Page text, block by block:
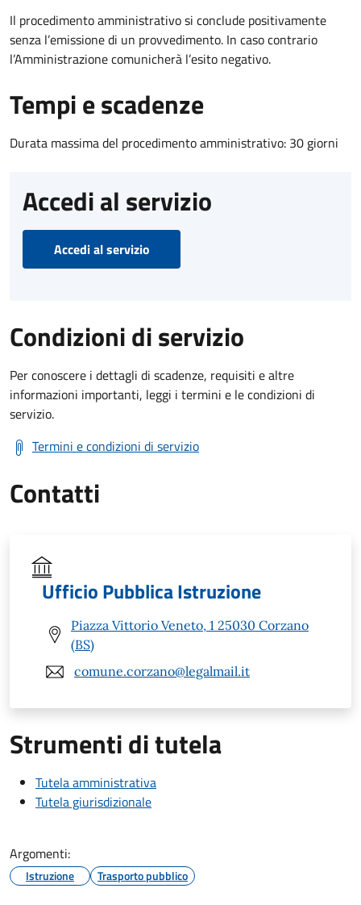
Il procedimento amministrativo si conclude positivamente
senza l’emissione di un provvedimento. In caso contrario
l’Amministrazione comunicherà l’esito negativo.
Tempi e scadenze
Durata massima del procedimento amministrativo: 30 giorni
Accedi al servizio
Accedi al servizio
Condizioni di servizio
Per conoscere i dettagli di scadenze, requisiti e altre
informazioni importanti, leggi i termini e le condizioni di
servizio.
Termini e condizioni di servizio
Contatti
Ufficio Pubblica Istruzione
Piazza Vittorio Veneto, 1 25030 Corzano
(BS)
comune.corzano@legalmail.it
Strumenti di tutela
Tutela amministrativa
Tutela giurisdizionale
Argomenti:
Istruzione Trasporto pubblico